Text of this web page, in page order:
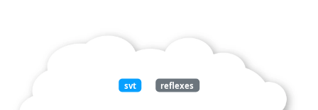
svt reflexes